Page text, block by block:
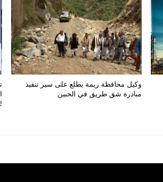
وكيل محافظة ريمة يطلع على سير تنفيذ
مبادرة شق طريق في الجبين